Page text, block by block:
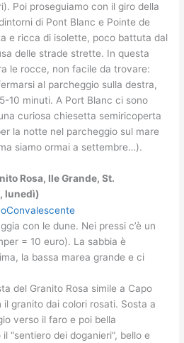
Poi proseguiamo con il giro della
di Pont Blanc e Pointe de
e ricca di isolette, poco battuta dal
delle strade strette. In questa
le rocce, non facile da trovare:
al parcheggio sulla destra,
10 minuti. A Port Blanc ci sono
curiosa chiesetta semiricoperta
la notte nel parcheggio sul mare
siamo ormai a settembre…).
Rosa, Ile Grande, St.
lunedì)
con le dune. Nei pressi c’è un
= 10 euro). La sabbia è
la bassa marea grande e ci
del Granito Rosa simile a Capo
granito dai colori rosati. Sosta a
verso il faro e poi bella
“sentiero dei doganieri”, bello e